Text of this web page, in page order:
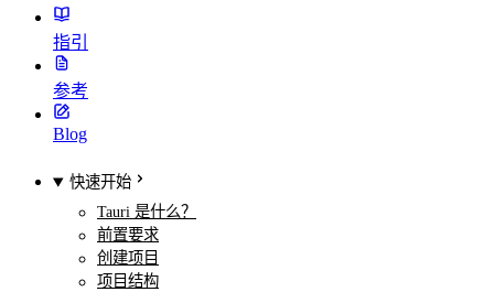
指引
参考
Blog
快速开始
Tauri 是什么？
前置要求
创建项目
项目结构